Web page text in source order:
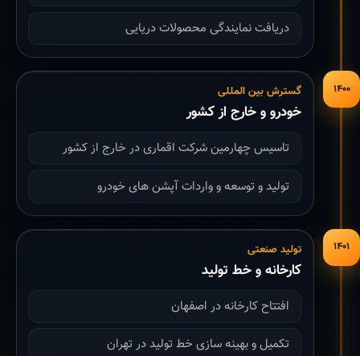
دریافت نمایندگی محصولات دریایی
۱۴۰۰ گسترش بین المللی
خودرو و خارج از کشور
تاسیس چهارمین شرکت اقماری در خارج از کشور
تولید و توسعه و واردات آپشن های خودرو
۱۴۰۱ تولید صنعتی
کارخانه و خط تولید
افتتاح کارخانه در اصفهان
تکمیل و بهینه سازی خط تولید در تهران